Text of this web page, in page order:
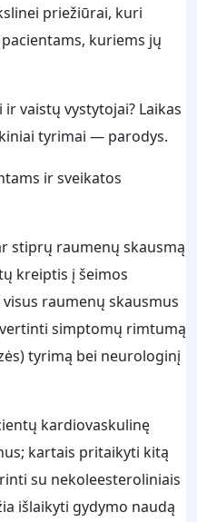
priežiūrai, kuri
kuriems jų
vaistų vystytojai? Laikas
tyrimai — parodys.
ir sveikatos
stiprų raumenų skausmą
kreiptis į šeimos
raumenų skausmus
simptomų rimtumą
tyrimą bei neurologinį
kardiovaskulinę
kartais pritaikyti kitą
su nekoleesteroliniais
išlaikyti gydymo naudą